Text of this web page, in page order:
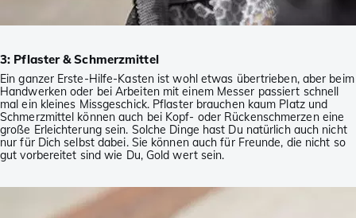
3: Pflaster & Schmerzmittel
Ein ganzer Erste-Hilfe-Kasten ist wohl etwas übertrieben, aber beim
Handwerken oder bei Arbeiten mit einem Messer passiert schnell
mal ein kleines Missgeschick. Pflaster brauchen kaum Platz und
Schmerzmittel können auch bei Kopf- oder Rückenschmerzen eine
große Erleichterung sein. Solche Dinge hast Du natürlich auch nicht
nur für Dich selbst dabei. Sie können auch für Freunde, die nicht so
gut vorbereitet sind wie Du, Gold wert sein.